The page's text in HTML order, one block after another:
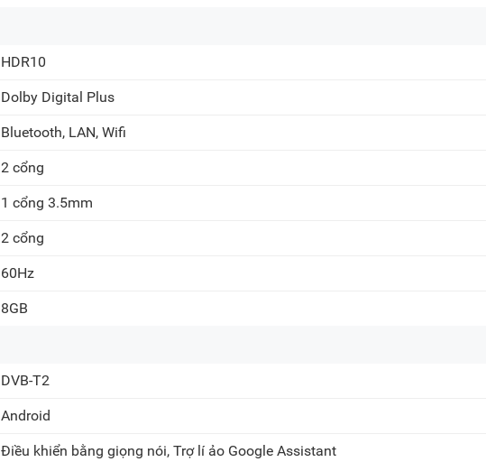
HDR10
Dolby Digital Plus
Bluetooth, LAN, Wifi
2 cổng
1 cổng 3.5mm
2 cổng
60Hz
8GB
DVB-T2
Android
Điều khiển bằng giọng nói, Trợ lí ảo Google Assistant